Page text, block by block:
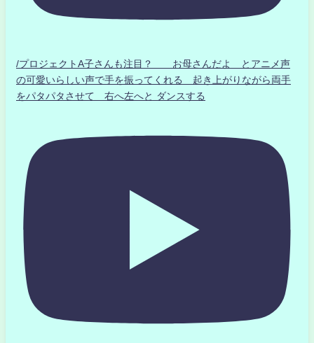
/プロジェクトA子さんも注目？ お母さんだよ とアニメ声
の可愛いらしい声で手を振ってくれる 起き上がりながら両手
をパタパタさせて 右へ左へと ダンスする